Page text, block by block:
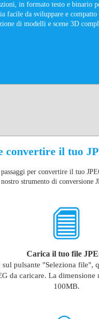
in formato testo e binario
facile da sviluppare e
di modelli e scene 3D
convertire il tuo
passaggi per convertire il tuo
strumento di conversione
Carica il tuo file
sul pulsante "Seleziona file",
da caricare. La dimensione
100MB.